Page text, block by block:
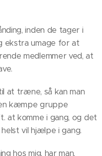
inden de tager i
ekstra umage for at
medlemmer ved, at
at træne, så kan man
kæmpe gruppe
at komme i gang, og det
vil hjælpe i gang.
hos mig, har man,